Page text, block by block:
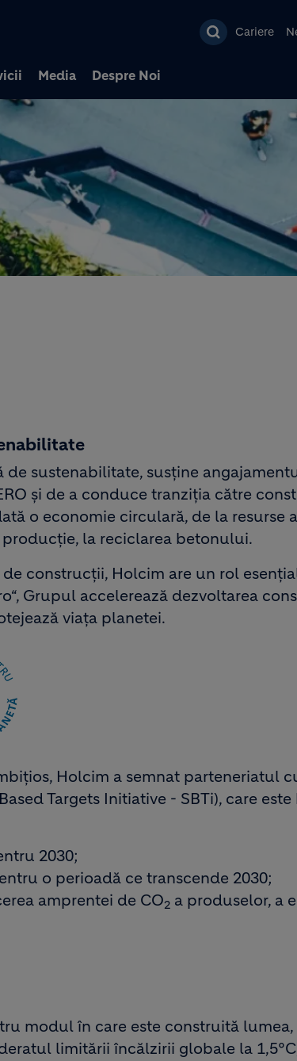
Mergi la
Cariere
Media Despre Noi
sustenabilitate, susține
și de a conduce tranziția către
o economie circulară, de la resurse
la reciclarea betonului.
construcții, Holcim are un rol
Grupul accelerează dezvoltarea
viața planetei.
Holcim a semnat parteneriatul
Targets Initiative - SBTi), care
2030;
o perioadă ce transcende 2030;
amprentei de CO2 a produselor, a
modul în care este construită
limitării încălzirii globale la